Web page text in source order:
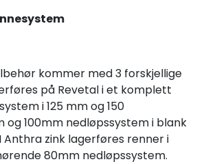
kommer med 3 forskjellige
på Revetal i et komplett
i 125 mm og 150
og 100mm nedløpssystem i blank
Anthra zink lagerføres renner i
80mm nedløpssystem.